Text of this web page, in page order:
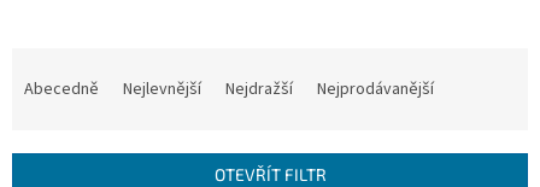
Abecedně Nejlevnější Nejdražší Nejprodávanější
OTEVŘÍT FILTR